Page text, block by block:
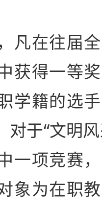
在往届全
获得一等
学籍的选
对于“文明
一项竞赛
象为在职